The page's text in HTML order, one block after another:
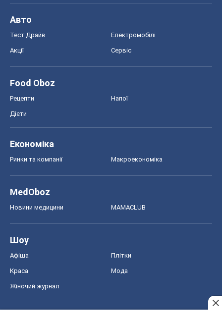
Авто
Тест Драйв Електромобілі
Акції Сервіс
Food Oboz
Рецепти Напої
Дієти
Економіка
Ринки та компанії Макроекономіка
MedOboz
Новини медицини MAMACLUB
Шоу
Афіша Плітки
Краса Мода
Жіночий журнал